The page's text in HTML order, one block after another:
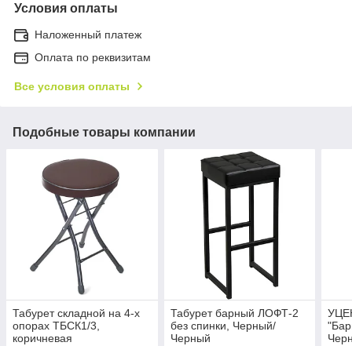
Условия оплаты
Наложенный платеж
Оплата по реквизитам
Все условия оплаты
Подобные товары компании
Табурет складной на 4-х
опорах ТБСК1/3,
коричневая
Табурет барный ЛОФТ-2
без спинки, Черный/
Черный